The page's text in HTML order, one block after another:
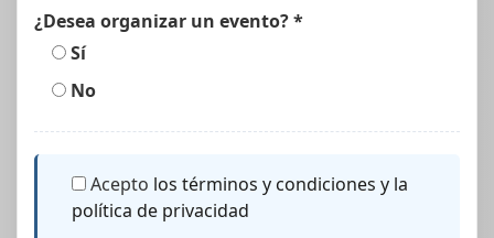
¿Desea organizar un evento? *
Sí
No
Acepto los términos y condiciones y la
política de privacidad